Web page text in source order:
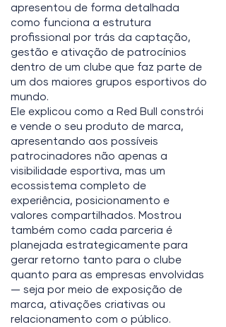
apresentou de forma detalhada
como funciona a estrutura
profissional por trás da captação,
gestão e ativação de patrocínios
dentro de um clube que faz parte de
um dos maiores grupos esportivos do
mundo.
Ele explicou como a Red Bull constrói
e vende o seu produto de marca,
apresentando aos possíveis
patrocinadores não apenas a
visibilidade esportiva, mas um
ecossistema completo de
experiência, posicionamento e
valores compartilhados. Mostrou
também como cada parceria é
planejada estrategicamente para
gerar retorno tanto para o clube
quanto para as empresas envolvidas
— seja por meio de exposição de
marca, ativações criativas ou
relacionamento com o público.